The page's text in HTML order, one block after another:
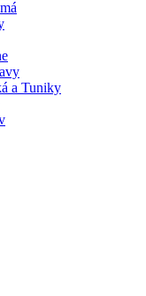
a Tuniky